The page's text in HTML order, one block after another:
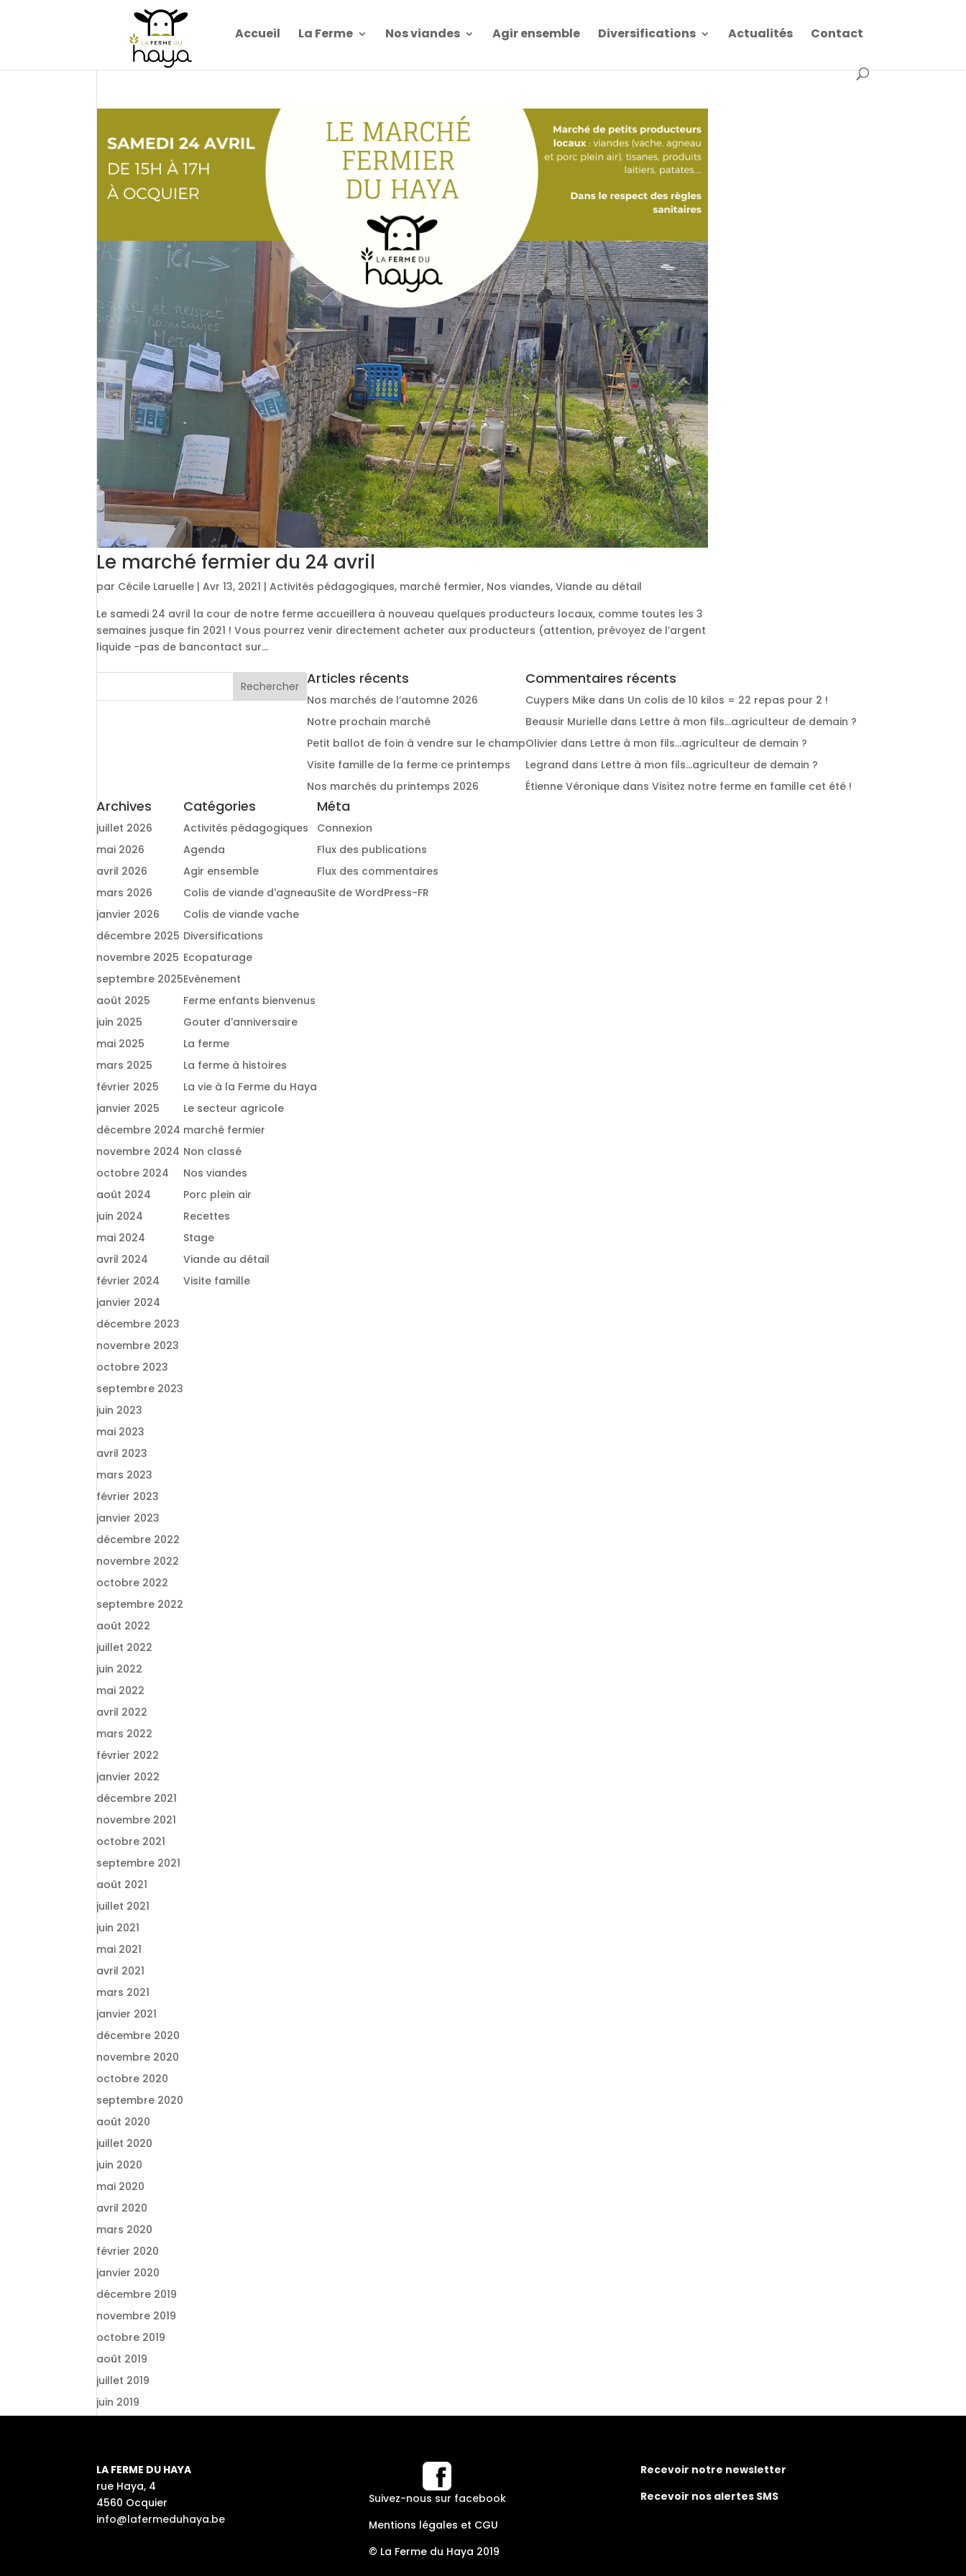
Accueil La Ferme Nos viandes Agir ensemble Diversifications Actualités Contact
Le marché fermier du 24 avril
par Cécile Laruelle |Avr 13, 2021 |Activités pédagogiques, marché fermier, Nos viandes,Viande au détail
Le samedi 24 avril la cour de notre ferme accueillera à nouveau quelques producteurs locaux, comme toutes les 3
semaines jusque fin 2021 ! Vous pourrez venir directement acheter aux producteurs (attention, prévoyez de l’argent
liquide -pas de bancontact sur...
Articles récents
Nos marchés de l’automne 2026
Notre prochain marché
Petit ballot de foin à vendre sur le champ
Visite famille de la ferme ce printemps
Nos marchés du printemps 2026
Commentaires récents
Cuypers Mike dans Un colis de 10 kilos = 22 repas pour 2 !
Beausir Murielle dans Lettre à mon fils…agriculteur de demain ?
Olivier dans Lettre à mon fils…agriculteur de demain ?
Legrand dans Lettre à mon fils…agriculteur de demain ?
Étienne Véronique dans Visitez notre ferme en famille cet été !
Archives
juillet 2026
mai 2026
avril 2026
mars 2026
janvier 2026
décembre 2025
novembre 2025
septembre 2025
août 2025
juin 2025
mai 2025
mars 2025
février 2025
janvier 2025
décembre 2024
novembre 2024
octobre 2024
août 2024
juin 2024
mai 2024
avril 2024
février 2024
janvier 2024
décembre 2023
novembre 2023
octobre 2023
septembre 2023
juin 2023
mai 2023
avril 2023
mars 2023
février 2023
janvier 2023
décembre 2022
novembre 2022
octobre 2022
septembre 2022
août 2022
juillet 2022
juin 2022
mai 2022
avril 2022
mars 2022
février 2022
janvier 2022
décembre 2021
novembre 2021
octobre 2021
septembre 2021
août 2021
juillet 2021
juin 2021
mai 2021
avril 2021
mars 2021
janvier 2021
décembre 2020
novembre 2020
octobre 2020
septembre 2020
août 2020
juillet 2020
juin 2020
mai 2020
avril 2020
mars 2020
février 2020
janvier 2020
décembre 2019
novembre 2019
octobre 2019
août 2019
juillet 2019
juin 2019
Catégories
Activités pédagogiques
Agenda
Agir ensemble
Colis de viande d'agneau
Colis de viande vache
Diversifications
Ecopaturage
Evènement
Ferme enfants bienvenus
Gouter d'anniversaire
La ferme
La ferme à histoires
La vie à la Ferme du Haya
Le secteur agricole
marché fermier
Non classé
Nos viandes
Porc plein air
Recettes
Stage
Viande au détail
Visite famille
Méta
Connexion
Flux des publications
Flux des commentaires
Site de WordPress-FR
LA FERME DU HAYA
rue Haya, 4
4560 Ocquier
info@lafermeduhaya.be
Suivez-nous sur facebook
Mentions légales et CGU
© La Ferme du Haya 2019
Recevoir notre newsletter
Recevoir nos alertes SMS